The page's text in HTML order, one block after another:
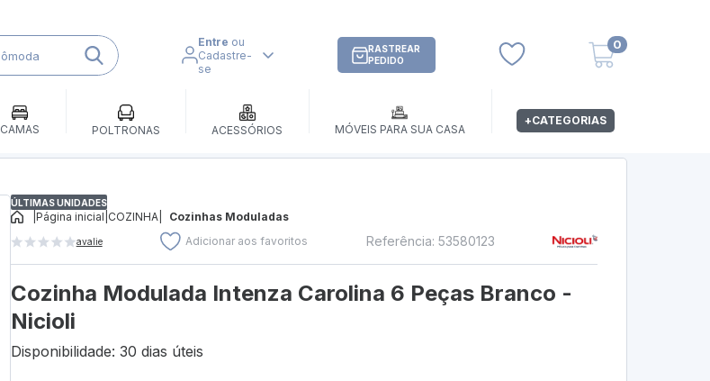
Entre ou
Cadastre-
se
RASTREAR
PEDIDO
0
CAMAS POLTRONAS ACESSÓRIOS MÓVEIS PARA SUA CASA
+CATEGORIAS
ÚLTIMAS UNIDADES
Página inicial COZINHA| Cozinhas Moduladas
avalie Adicionar aos favoritos Referência: 53580123
Cozinha Modulada Intenza Carolina 6 Peças Branco -
Nicioli
Disponibilidade: 30 dias úteis